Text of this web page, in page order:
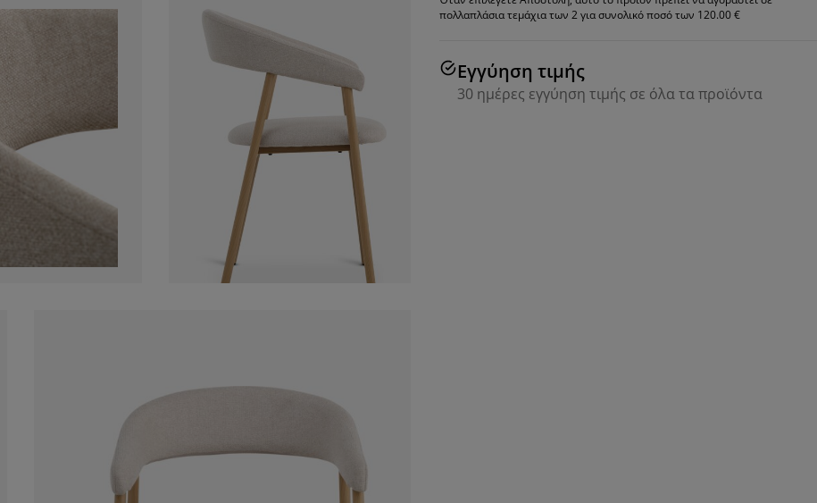
πολλαπλάσια τεμάχια των 2 για συνολικό ποσό των 120.00 €
Εγγύηση τιμής
30 ημέρες εγγύηση τιμής σε όλα τα προϊόντα